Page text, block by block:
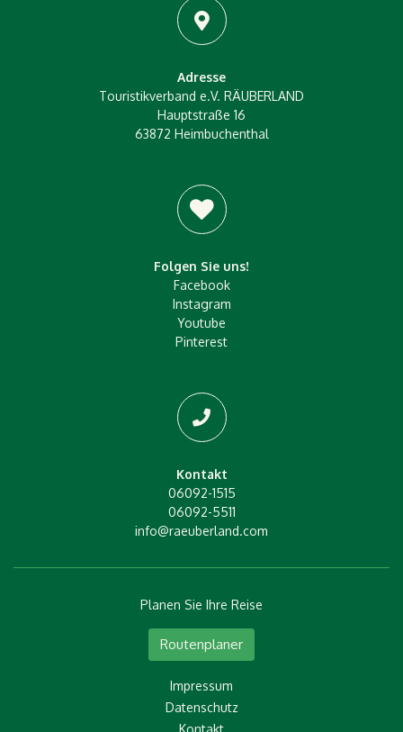
Adresse
Touristikverband e.V. RÄUBERLAND
Hauptstraße 16
63872 Heimbuchenthal
Folgen Sie uns!
Facebook
Instagram
Youtube
Pinterest
Kontakt
06092-1515
06092-5511
info@raeuberland.com
Planen Sie Ihre Reise
Routenplaner
Impressum
Datenschutz
Kontakt